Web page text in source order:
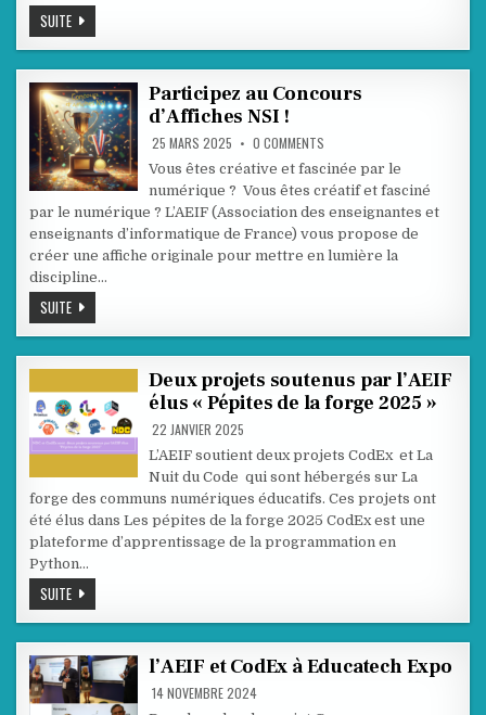
SUITECODEX
ET
LA
DU
CODE
SUR
EDUSCOL
Participez au Concours
d’Affiches NSI !
25 MARS 2025 0 COMMENTS
AU
CONCOURS
D’AFFICHES
NSI
!
Vous êtes créative et fascinée par le
numérique ? Vous êtes créatif et fasciné
par le numérique ? L’AEIF (Association des enseignantes et
enseignants d’informatique de France) vous propose de
créer une affiche originale pour mettre en lumière la
discipline…
SUITEPARTICIPEZ
AU
CONCOURS
NSI
Deux projets soutenus par l’AEIF
élus « Pépites de la forge 2025 »
22 JANVIER 2025
L’AEIF soutient deux projets CodEx et La
Nuit du Code qui sont hébergés sur La
forge des communs numériques éducatifs. Ces projets ont
été élus dans Les pépites de la forge 2025 CodEx est une
plateforme d’apprentissage de la programmation en
Python…
SUITEDEUX
PROJETS
SOUTENUS
L’AEIF
ÉLUS
« PÉPITES
DE
LA
l’AEIF et CodEx à Educatech Expo
14 NOVEMBRE 2024